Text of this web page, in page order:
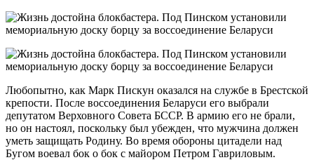
Любопытно, как Марк Пискун оказался на службе в Брестской
крепости. После воссоединения Беларуси его выбрали
депутатом Верховного Совета БССР. В армию его не брали,
но он настоял, поскольку был убежден, что мужчина должен
уметь защищать Родину. Во время обороны цитадели над
Бугом воевал бок о бок с майором Петром Гавриловым.